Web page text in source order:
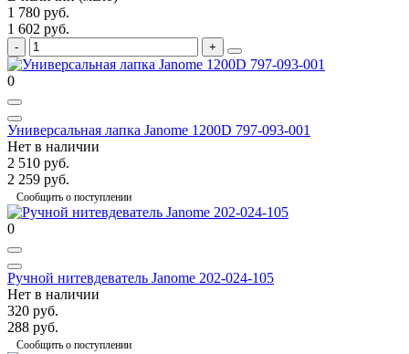
1 780 руб.
1 602 руб.
0
Универсальная лапка Janome 1200D 797-093-001
Нет в наличии
2 510 руб.
2 259 руб.
Сообщить о поступлении
0
Ручной нитевдеватель Janome 202-024-105
Нет в наличии
320 руб.
288 руб.
Сообщить о поступлении